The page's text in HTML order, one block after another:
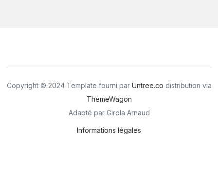
Copyright © 2024 Template fourni par Untree.co distribution via
ThemeWagon
Adapté par Girola Arnaud
Informations légales